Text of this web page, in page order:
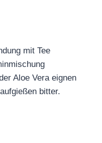
mit Tee
Aloe Vera eignen
bitter.